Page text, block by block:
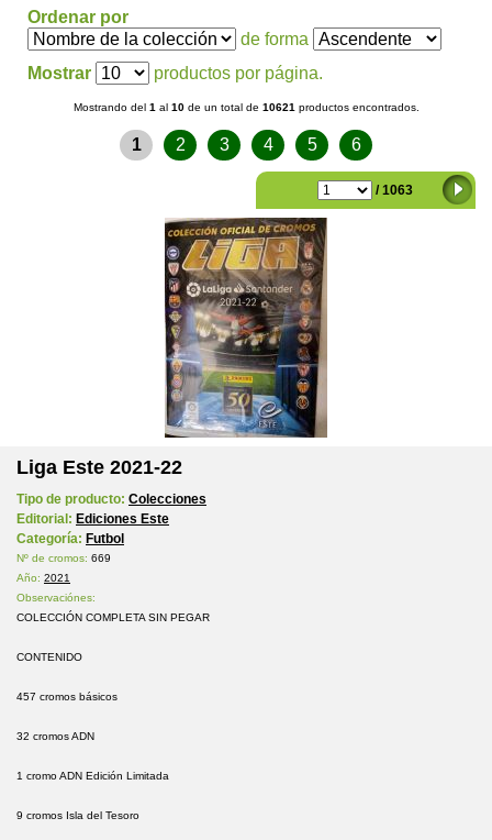
Ordenar por
de forma
Mostrar
productos por página.
Mostrando del 1 al 10de un total de 10621 productos encontrados.
1 2 3 4 5 6
/ 1063
Liga Este 2021-22
Tipo de producto: Colecciones
Editorial: Ediciones Este
Categoría: Futbol
Nº de cromos: 669
Año: 2021
Observaciónes:
COLECCIÓN COMPLETA SIN PEGAR
CONTENIDO
457 cromos básicos
32 cromos ADN
1 cromo ADN Edición Limitada
9 cromos Isla del Tesoro